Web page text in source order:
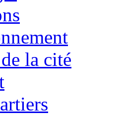
la cité